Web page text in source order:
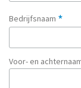
Bedrijfsnaam *
Voor- en